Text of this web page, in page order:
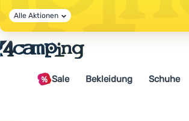
Alle Aktionen
Sale Bekleidung Schuhe